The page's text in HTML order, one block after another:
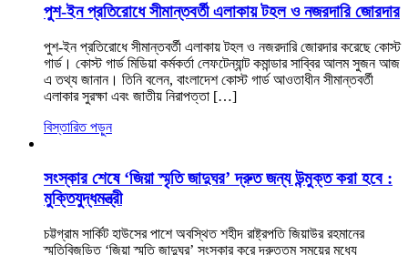
পুশ-ইন প্রতিরোধে সীমান্তবর্তী এলাকায় টহল ও নজরদারি জোরদার
পুশ-ইন প্রতিরোধে সীমান্তবর্তী এলাকায় টহল ও নজরদারি জোরদার করেছে কোস্ট
গার্ড। কোস্ট গার্ড মিডিয়া কর্মকর্তা লেফটেন্যান্ট কমান্ডার সাব্বির আলম সুজন আজ
এ তথ্য জানান। তিনি বলেন, বাংলাদেশ কোস্ট গার্ড আওতাধীন সীমান্তবর্তী
এলাকার সুরক্ষা এবং জাতীয় নিরাপত্তা […]
বিস্তারিত পড়ুন
সংস্কার শেষে ‘জিয়া স্মৃতি জাদুঘর’ দ্রুত জন্য উন্মুক্ত করা হবে :
মুক্তিযুদ্ধমন্ত্রী
চট্টগ্রাম সার্কিট হাউসের পাশে অবস্থিত শহীদ রাষ্ট্রপতি জিয়াউর রহমানের
স্মৃতিবিজড়িত ‘জিয়া স্মৃতি জাদুঘর’ সংস্কার করে দ্রুততম সময়ের মধ্যে